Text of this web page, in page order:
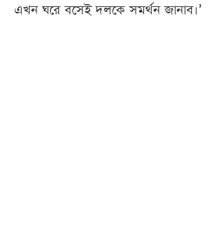
এখন ঘরে বসেই দলকে সমর্থন জানাব।’